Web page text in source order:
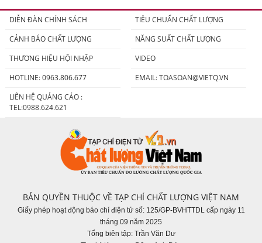
DIỄN ĐÀN CHÍNH SÁCH
TIÊU CHUẨN CHẤT LƯỢNG
CẢNH BÁO CHẤT LƯỢNG
NĂNG SUẤT CHẤT LƯỢNG
THƯƠNG HIỆU HỘI NHẬP
VIDEO
HOTLINE: 0963.806.677
EMAIL:TOASOAN@VIETQ.VN
LIÊN HỆ QUẢNG CÁO :
TEL:0988.624.621
BẢN QUYỀN THUỘC VỀ TẠP CHÍ CHẤT LƯỢNG VIỆT NAM
Giấy phép hoạt động báo chí điện tử số: 125/GP-BVHTTDL cấp ngày 11
tháng 09 năm 2025
Tổng biên tập: Trần Văn Dư